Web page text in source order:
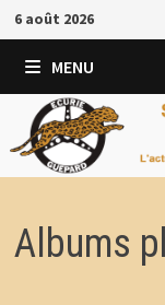
Passer
au
contenu
6 août 2026
MENU
Albums